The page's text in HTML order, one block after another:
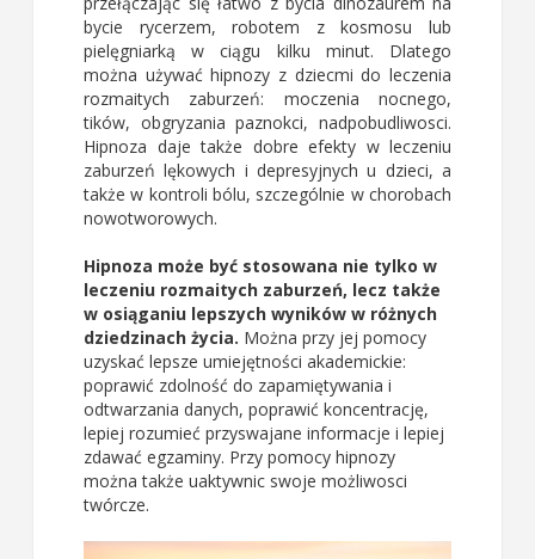
bycie rycerzem, robotem z kosmosu lub
pielęgniarką w ciągu kilku minut. Dlatego
można używać hipnozy z dziecmi do leczenia
rozmaitych zaburzeń: moczenia nocnego,
tików, obgryzania paznokci, nadpobudliwosci.
Hipnoza daje także dobre efekty w leczeniu
zaburzeń lękowych i depresyjnych u dzieci, a
także w kontroli bólu, szczególnie w chorobach
nowotworowych.
Hipnoza może być stosowana nie tylko w
leczeniu rozmaitych zaburzeń, lecz także
w osiąganiu lepszych wyników w różnych
dziedzinach życia. Można przy jej pomocy
uzyskać lepsze umiejętności akademickie:
poprawić zdolność do zapamiętywania i
odtwarzania danych, poprawić koncentrację,
lepiej rozumieć przyswajane informacje i lepiej
zdawać egzaminy. Przy pomocy hipnozy
można także uaktywnic swoje możliwosci
twórcze.